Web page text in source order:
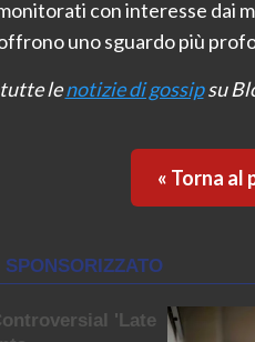
con interesse dai
uno sguardo più
lenotizie di gossipsu
« Torna